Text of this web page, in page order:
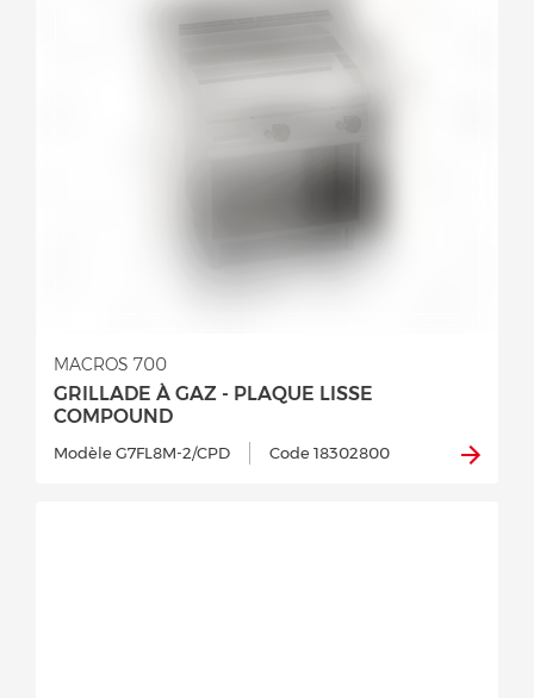
GRILLADE À GAZ - PLAQUE LISSE
COMPOUND
MACROS 700
Modèle G7FL8M-2/CPD Code 18302800